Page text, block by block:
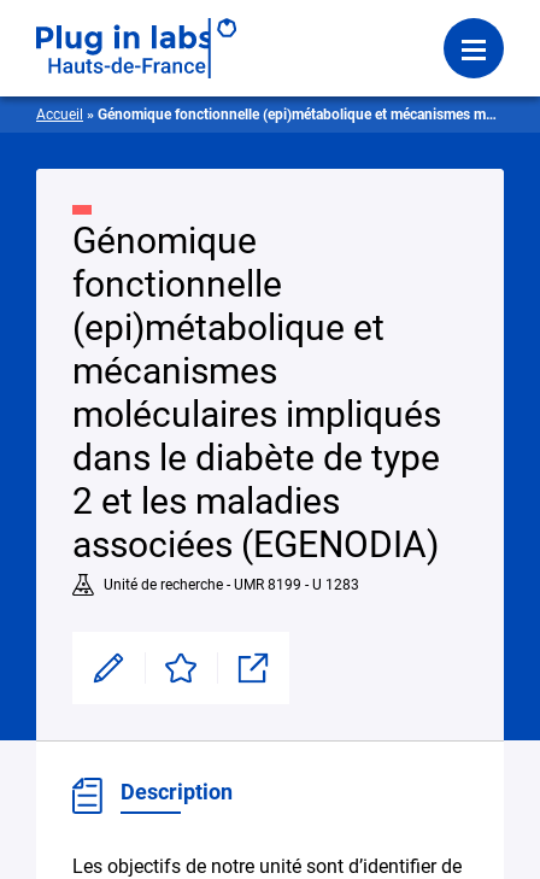
Menu
Accueil » Génomique fonctionnelle (epi)métabolique et mécanismes moléculaires impliqués dans le diabète de type 2 et les maladies associées
Génomique
fonctionnelle
(epi)métabolique et
mécanismes
moléculaires impliqués
dans le diabète de type
2 et les maladies
associées (EGENODIA)
Unité de recherche - UMR 8199 - U 1283
Modifier Enregistrer Partager
Description
Les objectifs de notre unité sont d’identifier de